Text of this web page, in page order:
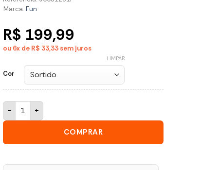
Marca: Fun
R$ 199,99
ou 6x de R$ 33,33 sem juros
Cor
LIMPAR
Pelúcia Jessie Toy Story Disney Original Fun quantidade
COMPRAR